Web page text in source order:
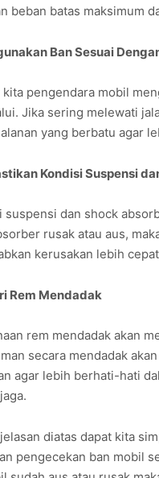
beban batas maksimum
Ban Sesuai
kita pengendara mobil
Jika sering melewati
yang berbatu agar
Kondisi Suspensi
suspensi dan shock
rusak atau aus,
kerusakan lebih
Rem Mendadak
rem mendadak akan
secara mendadak
agar lebih berhati-hati
diatas dapat kita
pengecekan ban mobil